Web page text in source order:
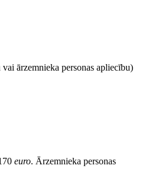
ārzemnieka personas apliecību)
euro. Ārzemnieka personas